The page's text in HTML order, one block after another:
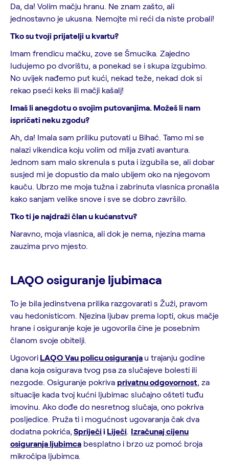
Da, da! Volim mačju hranu. Ne znam zašto, ali
jednostavno je ukusna. Nemojte mi reći da niste probali!
Tko su tvoji prijatelji u kvartu?
Imam frendicu mačku, zove se Šmucika. Zajedno
ludujemo po dvorištu, a ponekad se i skupa izgubimo.
No uvijek nađemo put kući, nekad teže, nekad dok si
rekao pseći keks ili mačji kašalj!
Imaš li anegdotu o svojim putovanjima. Možeš li nam
ispričati neku zgodu?
Ah, da! Imala sam priliku putovati u Bihać. Tamo mi se
nalazi vikendica koju volim od milja zvati avantura.
Jednom sam malo skrenula s puta i izgubila se, ali dobar
susjed mi je dopustio da malo ubijem oko na njegovom
kauču. Ubrzo me moja tužna i zabrinuta vlasnica pronašla
kako sanjam velike snove i sve se dobro završilo.
Tko ti je najdraži član u kućanstvu?
Naravno, moja vlasnica, ali dok je nema, njezina mama
zauzima prvo mjesto.
LAQO osiguranje ljubimaca
To je bila jedinstvena prilika razgovarati s Žuži, pravom
vau hedonisticom. Njezina ljubav prema lopti, okus mačje
hrane i osiguranje koje je ugovorila čine je posebnim
članom svoje obitelji.
Ugovori LAQO Vau policu osiguranja u trajanju godine
dana koja osigurava tvog psa za slučajeve bolesti ili
nezgode. Osiguranje pokriva privatnu odgovornost, za
situacije kada tvoj kućni ljubimac slučajno ošteti tuđu
imovinu. Ako dođe do nesretnog slučaja, ono pokriva
posljedice. Pruža ti i mogućnost ugovaranja čak dva
dodatna pokrića, Spriječii Liječi. Izračunaj cijenu
osiguranja ljubimca besplatno i brzo uz pomoć broja
mikročipa ljubimca.